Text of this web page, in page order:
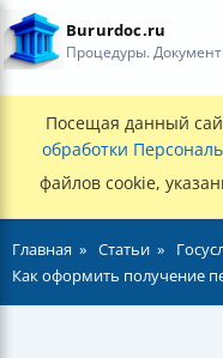
Bururdoc.ru
Процедуры.
Посещая данный
обработки
файлов cookie,
Главная Статьи
Как оформить получение